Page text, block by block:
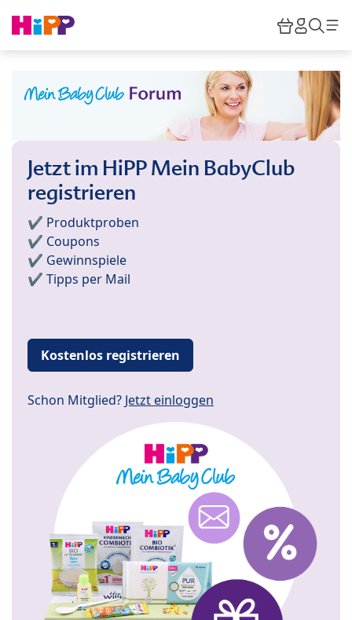
HiPP
Jetzt im HiPP Mein BabyClub
registrieren
✔️ Produktproben
✔️ Coupons
✔️ Gewinnspiele
✔️ Tipps per Mail
Kostenlos registrieren
Schon Mitglied? Jetzt einloggen